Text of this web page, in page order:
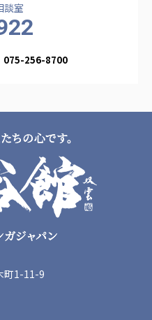
談室
075-256-8700
町1-11-9